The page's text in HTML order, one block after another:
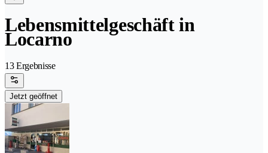
Lebensmittelgeschäft in
Locarno
13 Ergebnisse
Jetzt geöffnet